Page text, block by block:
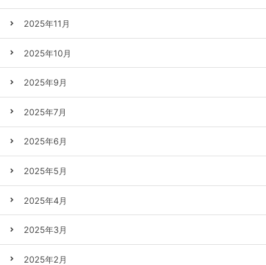
2025年11月
2025年10月
2025年9月
2025年7月
2025年6月
2025年5月
2025年4月
2025年3月
2025年2月